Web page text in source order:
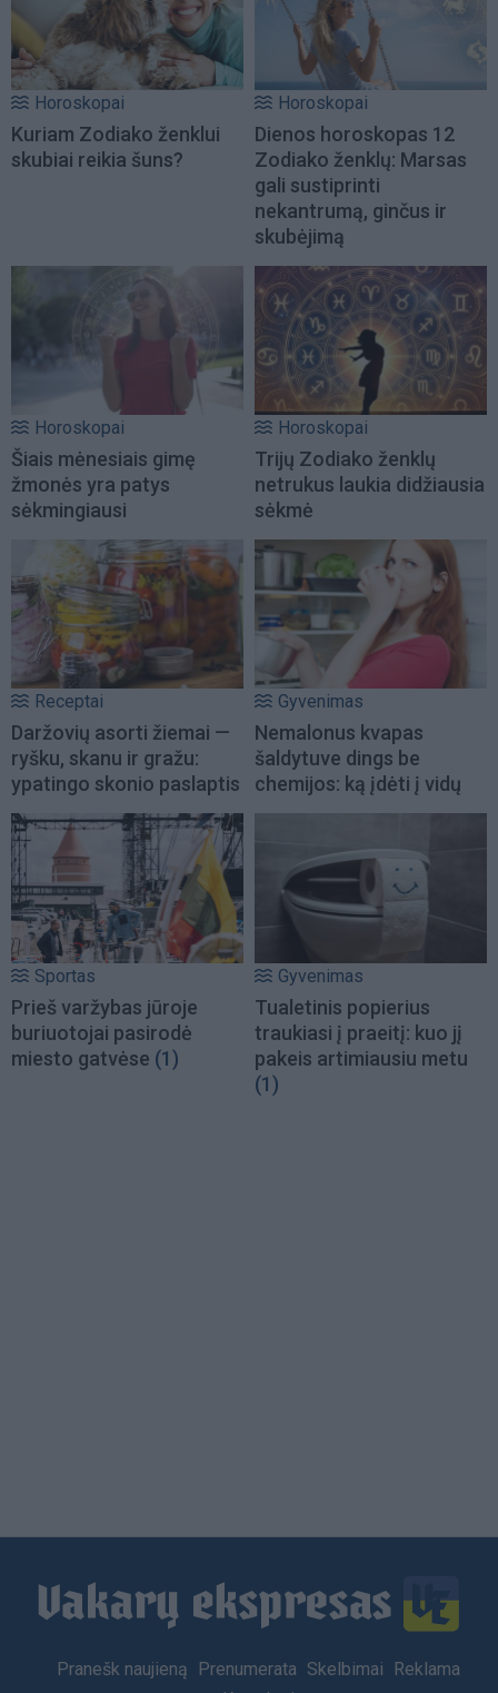
Horoskopai
Kuriam Zodiako ženklui
skubiai reikia šuns?
Horoskopai
Dienos horoskopas 12
Zodiako ženklų: Marsas
gali sustiprinti
nekantrumą, ginčus ir
skubėjimą
Horoskopai
Šiais mėnesiais gimę
žmonės yra patys
sėkmingiausi
Horoskopai
Trijų Zodiako ženklų
netrukus laukia didžiausia
sėkmė
Receptai
Daržovių asorti žiemai —
ryšku, skanu ir gražu:
ypatingo skonio paslaptis
Gyvenimas
Nemalonus kvapas
šaldytuve dings be
chemijos: ką įdėti į vidų
Sportas
Prieš varžybas jūroje
buriuotojai pasirodė
miesto gatvėse (1)
Gyvenimas
Tualetinis popierius
traukiasi į praeitį: kuo jį
pakeis artimiausiu metu
(1)
Footer
Pranešk naujieną Prenumerata Skelbimai
Reklama